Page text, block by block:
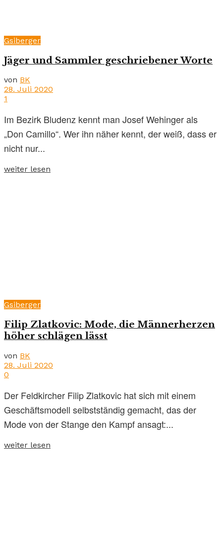
Gsiberger
Jäger und Sammler geschriebener Worte
von BK
28. Juli 2020
1
Im Bezirk Bludenz kennt man Josef Wehinger als
„Don Camillo“. Wer ihn näher kennt, der weiß, dass er
nicht nur...
weiter lesen
Gsiberger
Filip Zlatkovic: Mode, die Männerherzen
höher schlägen lässt
von BK
28. Juli 2020
0
Der Feldkircher Filip Zlatkovic hat sich mit einem
Geschäftsmodell selbstständig gemacht, das der
Mode von der Stange den Kampf ansagt:...
weiter lesen